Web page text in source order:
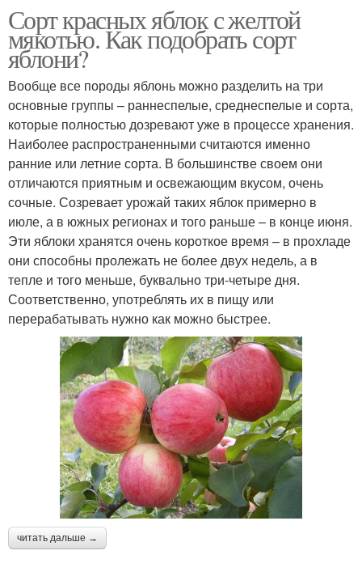
Сорт красных яблок с желтой
мякотью. Как подобрать сорт
яблони?
Вообще все породы яблонь можно разделить на три
основные группы – раннеспелые, среднеспелые и сорта,
которые полностью дозревают уже в процессе хранения.
Наиболее распространенными считаются именно
ранние или летние сорта. В большинстве своем они
отличаются приятным и освежающим вкусом, очень
сочные. Созревает урожай таких яблок примерно в
июле, а в южных регионах и того раньше – в конце июня.
Эти яблоки хранятся очень короткое время – в прохладе
они способны пролежать не более двух недель, а в
тепле и того меньше, буквально три-четыре дня.
Соответственно, употреблять их в пищу или
перерабатывать нужно как можно быстрее.
читать дальше →